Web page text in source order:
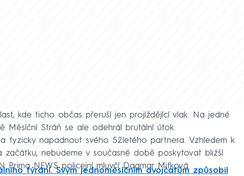
kde ticho občas přeruší jen projíždějící vlak. Na jedné
Měsíční Stráň se ale odehrál brutální útok.
fyzicky napadnout svého 52letého partnera. Vzhledem k
začátku, nebudeme v současné době poskytovat bližší
Prima NEWS policejní mluvčí Dagmar Mifková.
týrání. Svým jednoměsíčním dvojčatům způsobil